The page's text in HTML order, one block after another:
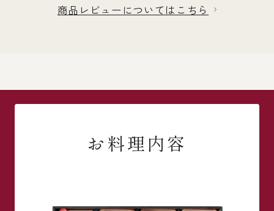
商品レビューについてはこちら
お料理内容